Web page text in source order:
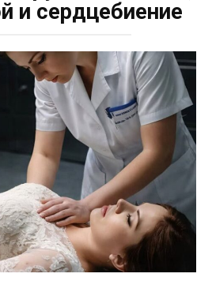
и сердцебиение